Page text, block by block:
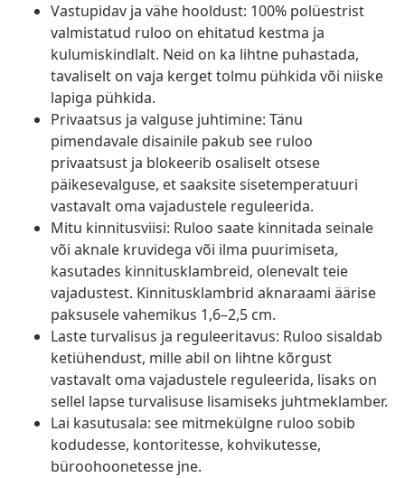
Vastupidav ja vähe hooldust: 100% polüestrist
valmistatud ruloo on ehitatud kestma ja
kulumiskindlalt. Neid on ka lihtne puhastada,
tavaliselt on vaja kerget tolmu pühkida või niiske
lapiga pühkida.
Privaatsus ja valguse juhtimine: Tänu
pimendavale disainile pakub see ruloo
privaatsust ja blokeerib osaliselt otsese
päikesevalguse, et saaksite sisetemperatuuri
vastavalt oma vajadustele reguleerida.
Mitu kinnitusviisi: Ruloo saate kinnitada seinale
või aknale kruvidega või ilma puurimiseta,
kasutades kinnitusklambreid, olenevalt teie
vajadustest. Kinnitusklambrid aknaraami äärise
paksusele vahemikus 1,6–2,5 cm.
Laste turvalisus ja reguleeritavus: Ruloo sisaldab
ketiühendust, mille abil on lihtne kõrgust
vastavalt oma vajadustele reguleerida, lisaks on
sellel lapse turvalisuse lisamiseks juhtmeklamber.
Lai kasutusala: see mitmekülgne ruloo sobib
kodudesse, kontoritesse, kohvikutesse,
büroohoonetesse jne.